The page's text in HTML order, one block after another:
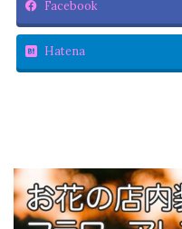
Facebook
Hatena